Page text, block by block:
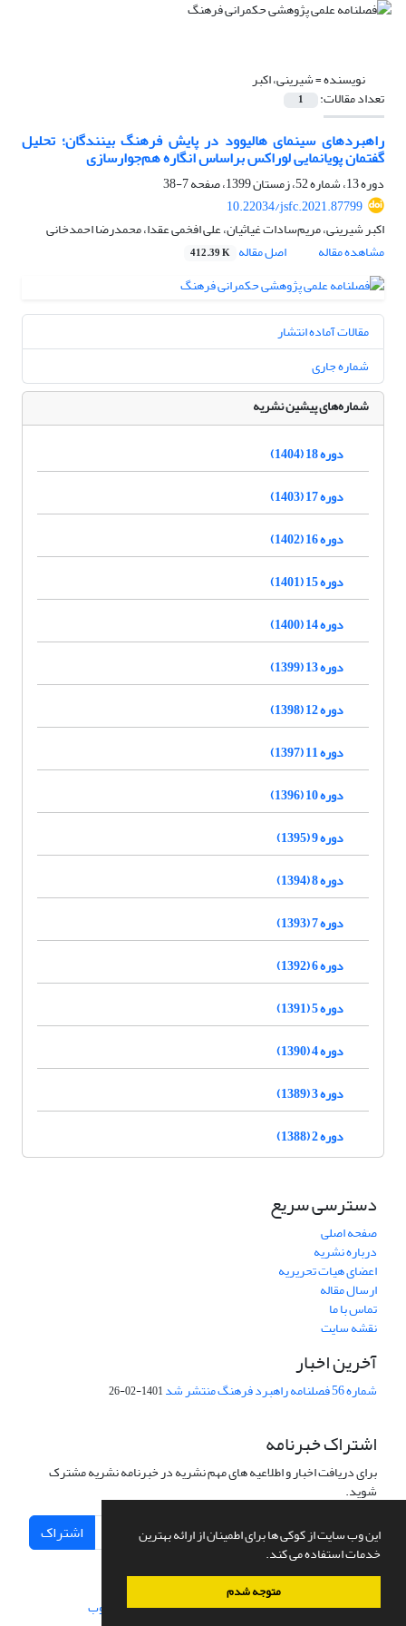
این وب سایت از کوکی ها برای اطمینان از ارائه بهترین
خدمات استفاده می کند.
متوجه شدم
نویسنده =شیرینی، اکبر
تعداد مقالات: 1
راهبرد‌های سینمای هالیوود در پایش فرهنگ بینندگان؛ تحلیل‌
گفتمان پویانمایی لوراکس براساس انگاره هم‌جوارسازی
دوره 13، شماره 52، زمستان 1399، صفحه
7-38
10.22034/jsfc.2021.87799
اکبر شیرینی، مریم‌سادات غیاثیان، علی افخمی عقدا، محمدرضا احمدخانی
مشاهده مقاله
اصل مقاله 412.39 K
مقالات آماده انتشار
شماره جاری
شماره‌های پیشین نشریه
دوره 18 (1404)
دوره 17 (1403)
دوره 16 (1402)
دوره 15 (1401)
دوره 14 (1400)
دوره 13 (1399)
دوره 12 (1398)
دوره 11 (1397)
دوره 10 (1396)
دوره 9 (1395)
دوره 8 (1394)
دوره 7 (1393)
دوره 6 (1392)
دوره 5 (1391)
دوره 4 (1390)
دوره 3 (1389)
دوره 2 (1388)
دسترسی سریع
صفحه اصلی
درباره نشریه
اعضای هیات تحریریه
ارسال مقاله
تماس با ما
نقشه سایت
آخرین اخبار
شماره 56 فصلنامه راهبرد فرهنگ منتشر شد 1401-02-26
اشتراک خبرنامه
برای دریافت اخبار و اطلاعیه های مهم نشریه در خبرنامه نشریه مشترک
شوید.
اشتراک
سامانه مدیریت نشریات علمی.طراحی و پیاده سازی از سیناوب